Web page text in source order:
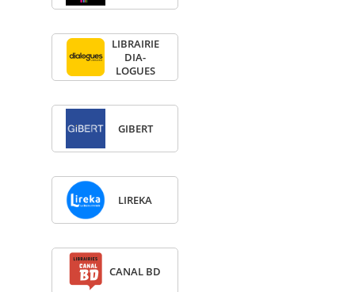
LIBRAI­RIE
DIA­
LOGUES
GIBERT
LIREKA
CANAL BD